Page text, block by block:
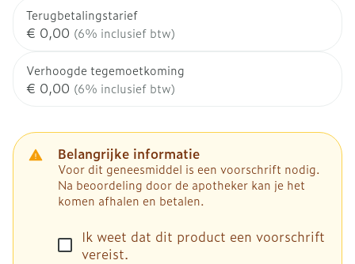
Terugbetalingstarief
€ 0,00 (6% inclusief btw)
Verhoogde tegemoetkoming
€ 0,00 (6% inclusief btw)
Belangrijke informatie
Voor dit geneesmiddel is een voorschrift nodig.
Na beoordeling door de apotheker kan je het
komen afhalen en betalen.
Ik weet dat dit product een voorschrift
vereist.